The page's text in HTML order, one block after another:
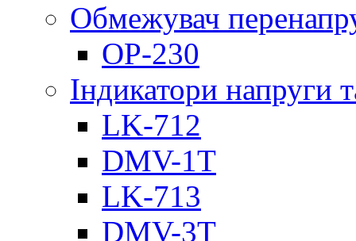
Обмежувач
OP-230
Індикатори напруги
LK-712
DMV-1T
LK-713
DMV-3T